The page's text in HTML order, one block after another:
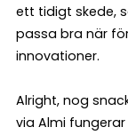
ett tidigt skede,
passa bra när
innovationer.
Alright, nog
via Almi